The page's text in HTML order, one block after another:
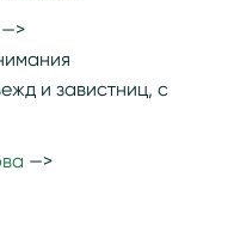
и завистниц, с